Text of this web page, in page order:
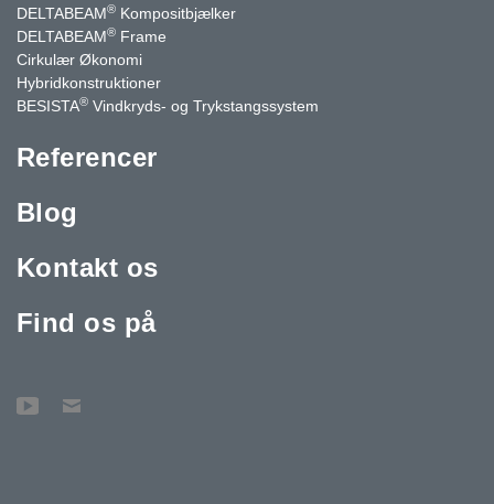
DELTABEAM® Kompositbjælker
DELTABEAM® Frame
Cirkulær Økonomi
Hybridkonstruktioner
BESISTA® Vindkryds- og Trykstangssystem
Referencer
Blog
Kontakt os
Find os på